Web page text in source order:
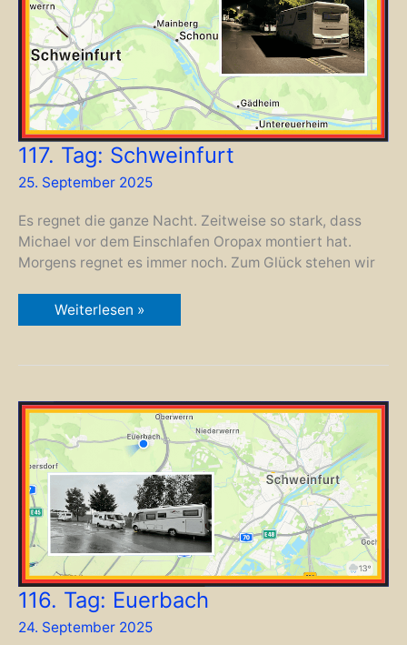
117. Tag: Schweinfurt
25. September 2025
Es regnet die ganze Nacht. Zeitweise so stark, dass
Michael vor dem Einschlafen Oropax montiert hat.
Morgens regnet es immer noch. Zum Glück stehen wir
117.
Tag:
Weiterlesen »
116. Tag: Euerbach
24. September 2025